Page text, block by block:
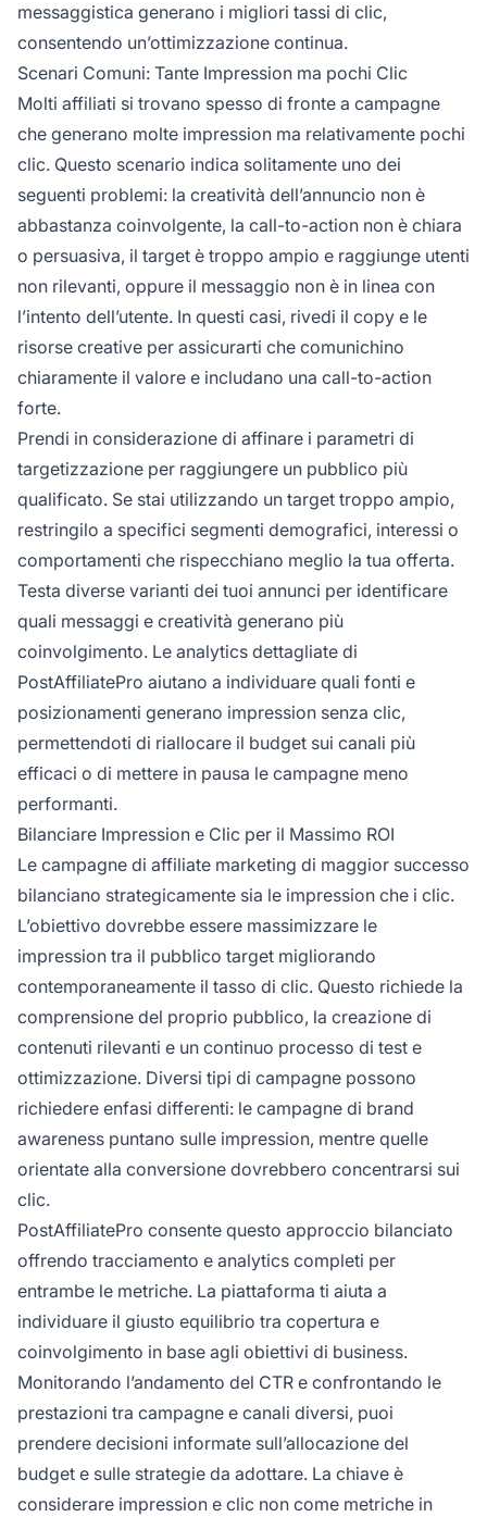
messaggistica generano i migliori tassi di clic,
consentendo un’ottimizzazione continua.
Scenari Comuni: Tante Impression ma pochi Clic
Molti affiliati si trovano spesso di fronte a campagne
che generano molte impression ma relativamente pochi
clic. Questo scenario indica solitamente uno dei
seguenti problemi: la creatività dell’annuncio non è
abbastanza coinvolgente, la call-to-action non è chiara
o persuasiva, il target è troppo ampio e raggiunge utenti
non rilevanti, oppure il messaggio non è in linea con
l’intento dell’utente. In questi casi, rivedi il copy e le
risorse creative per assicurarti che comunichino
chiaramente il valore e includano una call-to-action
forte.
Prendi in considerazione di affinare i parametri di
targetizzazione per raggiungere un pubblico più
qualificato. Se stai utilizzando un target troppo ampio,
restringilo a specifici segmenti demografici, interessi o
comportamenti che rispecchiano meglio la tua offerta.
Testa diverse varianti dei tuoi annunci per identificare
quali messaggi e creatività generano più
coinvolgimento. Le analytics dettagliate di
PostAffiliatePro aiutano a individuare quali fonti e
posizionamenti generano impression senza clic,
permettendoti di riallocare il budget sui canali più
efficaci o di mettere in pausa le campagne meno
performanti.
Bilanciare Impression e Clic per il Massimo ROI
Le campagne di affiliate marketing di maggior successo
bilanciano strategicamente sia le impression che i clic.
L’obiettivo dovrebbe essere massimizzare le
impression tra il pubblico target migliorando
contemporaneamente il tasso di clic. Questo richiede la
comprensione del proprio pubblico, la creazione di
contenuti rilevanti e un continuo processo di test e
ottimizzazione. Diversi tipi di campagne possono
richiedere enfasi differenti: le campagne di brand
awareness puntano sulle impression, mentre quelle
orientate alla conversione dovrebbero concentrarsi sui
clic.
PostAffiliatePro consente questo approccio bilanciato
offrendo tracciamento e analytics completi per
entrambe le metriche. La piattaforma ti aiuta a
individuare il giusto equilibrio tra copertura e
coinvolgimento in base agli obiettivi di business.
Monitorando l’andamento del CTR e confrontando le
prestazioni tra campagne e canali diversi, puoi
prendere decisioni informate sull’allocazione del
budget e sulle strategie da adottare. La chiave è
considerare impression e clic non come metriche in